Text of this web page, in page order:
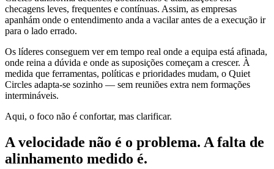
checagens leves, frequentes e contínuas. Assim, as empresas
apanhám onde o entendimento anda a vacilar antes de a execução ir
para o lado errado.
Os líderes conseguem ver em tempo real onde a equipa está afinada,
onde reina a dúvida e onde as suposições começam a crescer. À
medida que ferramentas, políticas e prioridades mudam, o Quiet
Circles adapta-se sozinho — sem reuniões extra nem formações
intermináveis.
Aqui, o foco não é confortar, mas clarificar.
A velocidade não é o problema. A falta de
alinhamento medido é.